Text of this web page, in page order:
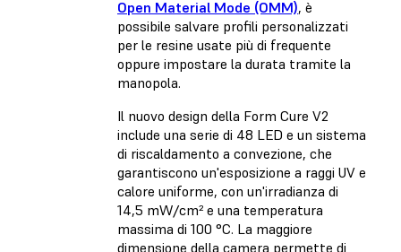
Open Material Mode (OMM), è
possibile salvare profili personalizzati
per le resine usate più di frequente
oppure impostare la durata tramite la
manopola.
Il nuovo design della Form Cure V2
include una serie di 48 LED e un sistema
di riscaldamento a convezione, che
garantiscono un'esposizione a raggi UV e
calore uniforme, con un'irradianza di
14,5 mW/cm² e una temperatura
massima di 100 °C. La maggiore
dimensione della camera permette di